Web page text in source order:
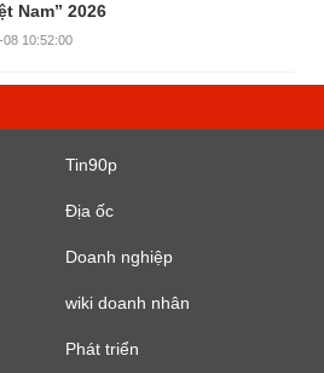
Nam” 2026
08 10:52:00
Tin90p
Địa ốc
Doanh nghiệp
wiki doanh nhân
Phát triển